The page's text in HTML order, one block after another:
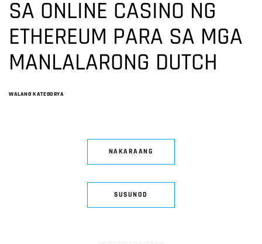
SA ONLINE CASINO NG
ETHEREUM PARA SA MGA
MANLALARONG DUTCH
WALANG KATEGORYA
NAKARAANG
SUSUNOD